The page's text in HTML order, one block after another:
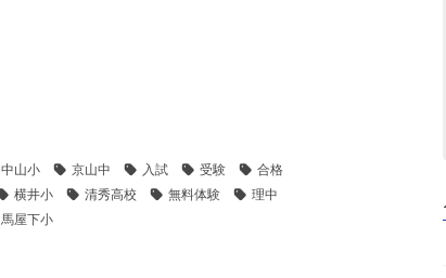
中山小 京山中 入試 受験
合格
横井小 清秀高校 無料体験
理中
馬屋下小